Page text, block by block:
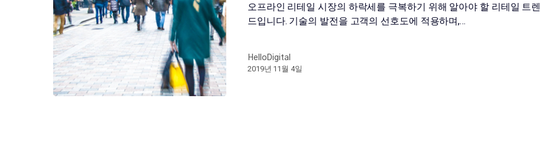
오프라인 리테일 시장의 하락세를 극복하기 위해 알아야 할 리테일 트렌
드입니다. 기술의 발전을 고객의 선호도에 적용하며,…
HelloDigital
2019년 11월 4일